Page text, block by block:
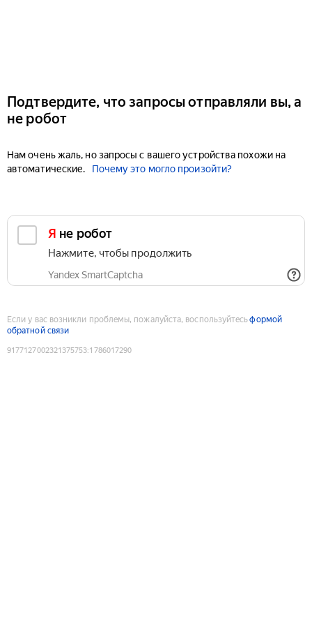
Подтвердите, что запросы отправляли вы, а
не робот
Нам очень жаль, но запросы с вашего устройства похожи на
автоматические.
Почему это могло произойти?
Я не робот
Нажмите, чтобы продолжить
Yandex SmartCaptcha
Если у вас возникли проблемы, пожалуйста, воспользуйтесьформой
обратной связи
9177127002321375753:1786017290